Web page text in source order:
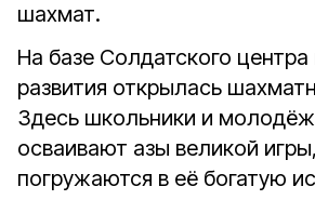
шахмат.
На базе Солдатского центра
развития открылась
Здесь школьники и
осваивают азы великой
погружаются в её богатую